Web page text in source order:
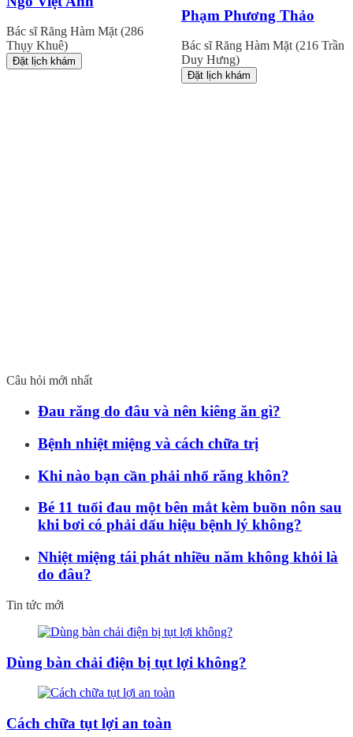
Bác sĩ Răng Hàm Mặt (286
Thụy Khuê)
Đặt lịch khám
Phạm Phương Thảo
Bác sĩ Răng Hàm Mặt (216 Trần
Duy Hưng)
Đặt lịch khám
Câu hỏi mới nhất
Đau răng do đâu và nên kiêng ăn gì?
Bệnh nhiệt miệng và cách chữa trị
Khi nào bạn cần phải nhổ răng khôn?
Bé 11 tuổi đau một bên mắt kèm buồn nôn sau
khi bơi có phải dấu hiệu bệnh lý không?
Nhiệt miệng tái phát nhiều năm không khỏi là
do đâu?
Tin tức mới
Dùng bàn chải điện bị tụt lợi không?
Cách chữa tụt lợi an toàn